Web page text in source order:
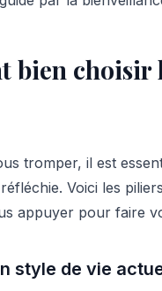
bien choisir
tromper, il est
Voici les
appuyer pour faire
style de vie